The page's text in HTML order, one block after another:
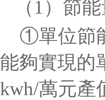
（ 1 ）節能
①單位節
能夠實現的
kwh/萬元產